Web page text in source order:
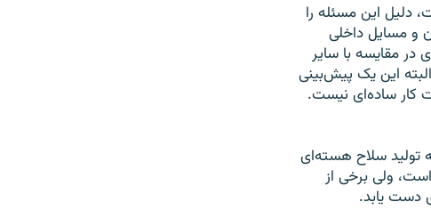
دليل اين مسئله را
و مسايل داخلی
مقايسه با ساير
اين يک پيش‌بينی
کار ساده‌ای نيست.
توليد سلاح هسته‌ای
ولی برخی از
دست يابد.